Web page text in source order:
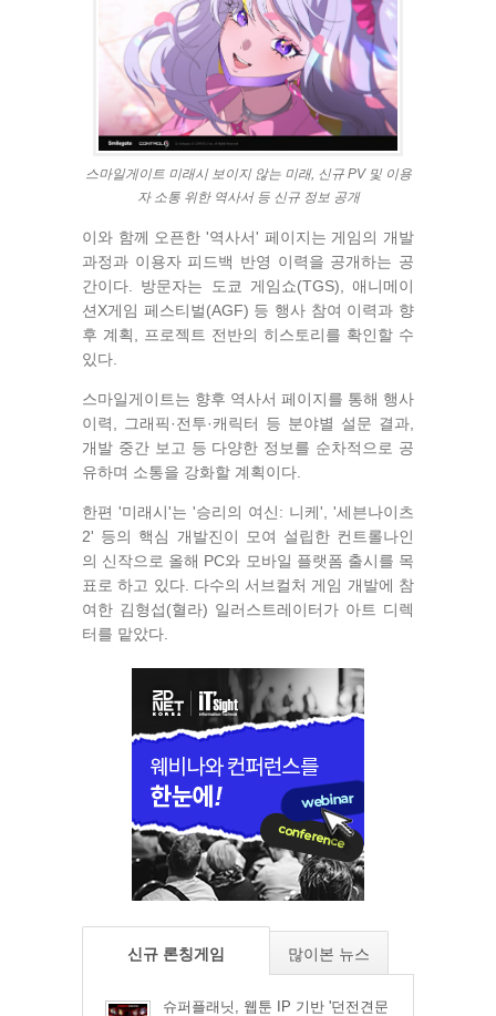
스마일게이트 미래시 보이지 않는 미래, 신규 PV 및 이용
자 소통 위한 역사서 등 신규 정보 공개
이와 함께 오픈한 '역사서' 페이지는 게임의 개발
과정과 이용자 피드백 반영 이력을 공개하는 공
간이다. 방문자는 도쿄 게임쇼(TGS), 애니메이
션X게임 페스티벌(AGF) 등 행사 참여 이력과 향
후 계획, 프로젝트 전반의 히스토리를 확인할 수
있다.
스마일게이트는 향후 역사서 페이지를 통해 행사
이력, 그래픽·전투·캐릭터 등 분야별 설문 결과,
개발 중간 보고 등 다양한 정보를 순차적으로 공
유하며 소통을 강화할 계획이다.
한편 '미래시'는 '승리의 여신: 니케', '세븐나이츠
2' 등의 핵심 개발진이 모여 설립한 컨트롤나인
의 신작으로 올해 PC와 모바일 플랫폼 출시를 목
표로 하고 있다. 다수의 서브컬처 게임 개발에 참
여한 김형섭(혈라) 일러스트레이터가 아트 디렉
터를 맡았다.
신규 론칭게임 많이본 뉴스
슈퍼플래닛, 웹툰 IP 기반 '던전견문